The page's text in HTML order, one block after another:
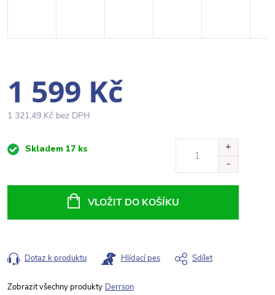
1 599 Kč
1 321,49 Kč bez DPH
MěrnáSkladem 17 ks
VLOŽIT DO KOŠÍKU
Dotaz k produktu Hlídací pes Sdílet
Derrson